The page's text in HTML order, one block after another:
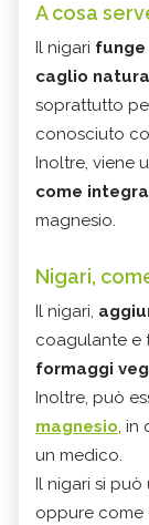
A cosa
Il nigari
caglio
soprattutto
conosciuto
Inoltre, viene
come
magnesio.
Nigari,
Il nigari,
coagulante e
formaggi
Inoltre, può
magnesio, in
un medico.
Il nigari si può
oppure come